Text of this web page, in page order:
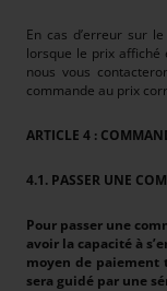
En cas d’erreur sur
lorsque le prix
nous vous
commande au prix
ARTICLE 4 :
4.1. PASSER UNE
Pour passer une
avoir la capacité à
moyen de paiement
sera guidé par une